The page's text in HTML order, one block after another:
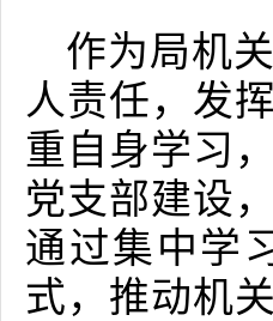
作为局机
人责任，发
重自身学习
党支部建设
通过集中学
式，推动机